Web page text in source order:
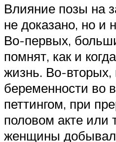
Влияние позы на
не доказано, но и
Во-первых,
помнят, как и
жизнь. Во-вторых,
беременности во
петтингом, при
половом акте или
женщины